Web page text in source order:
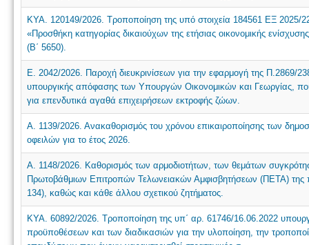
ΚΥΑ. 120149/2026. Τροποποίηση της υπό στοιχεία 184561 ΕΞ 2025/
«Προσθήκη κατηγορίας δικαιούχων της ετήσιας οικονομικής
(Β΄ 5650).
Ε. 2042/2026. Παροχή διευκρινίσεων για την εφαρμογή της Π.2869/
υπουργικής απόφασης των Υπουργών Οικονομικών και Γεωργίας,
για επενδυτικά αγαθά επιχειρήσεων εκτροφής ζώων.
Α. 1139/2026. Ανακαθορισμός του χρόνου επικαιροποίησης των
οφειλών για το έτος 2026.
Α. 1148/2026. Καθορισμός των αρμοδιοτήτων, των θεμάτων
Πρωτοβάθμιων Επιτροπών Τελωνειακών Αμφισβητήσεων (ΠΕΤΑ)
134), καθώς και κάθε άλλου σχετικού ζητήματος.
ΚΥΑ. 60892/2026. Τροποποίηση της υπ΄ αρ. 61746/16.06.2022
προϋποθέσεων και των διαδικασιών για την υλοποίηση, την